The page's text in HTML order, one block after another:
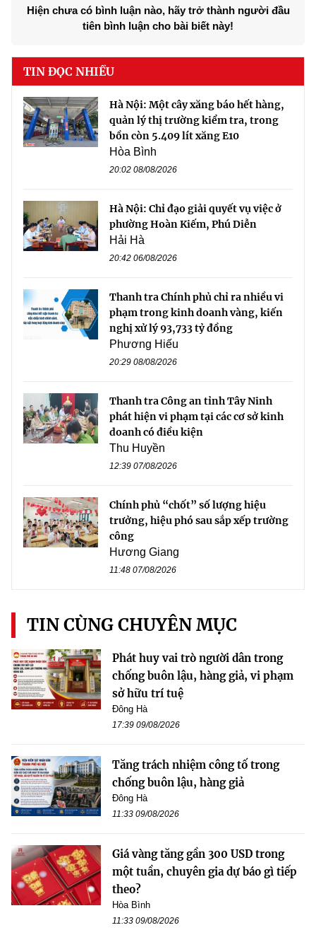
Hiện chưa có bình luận nào, hãy trở thành người đầu
tiên bình luận cho bài biết này!
TIN ĐỌC NHIỀU
Hà Nội: Một cây xăng báo hết hàng,
quản lý thị trường kiểm tra, trong
bồn còn 5.409 lít xăng E10
Hòa Bình
20:02 08/08/2026
Hà Nội: Chỉ đạo giải quyết vụ việc ở
phường Hoàn Kiếm, Phú Diễn
Hải Hà
20:42 06/08/2026
Thanh tra Chính phủ chỉ ra nhiều vi
phạm trong kinh doanh vàng, kiến
nghị xử lý 93,733 tỷ đồng
Phương Hiếu
20:29 08/08/2026
Thanh tra Công an tỉnh Tây Ninh
phát hiện vi phạm tại các cơ sở kinh
doanh có điều kiện
Thu Huyền
12:39 07/08/2026
Chính phủ “chốt” số lượng hiệu
trưởng, hiệu phó sau sắp xếp trường
công
Hương Giang
11:48 07/08/2026
TIN CÙNG CHUYÊN MỤC
Phát huy vai trò người dân trong
chống buôn lậu, hàng giả, vi phạm
sở hữu trí tuệ
Đông Hà
17:39 09/08/2026
Tăng trách nhiệm công tố trong
chống buôn lậu, hàng giả
Đông Hà
11:33 09/08/2026
Giá vàng tăng gần 300 USD trong
một tuần, chuyên gia dự báo gì tiếp
theo?
Hòa Bình
11:33 09/08/2026